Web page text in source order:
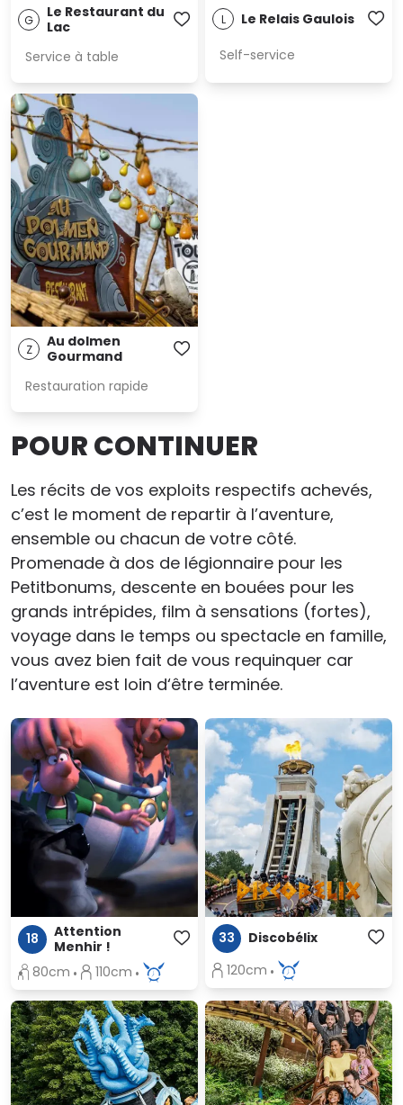
G
Le Restaurant du
Lac
Service à table
L Le Relais Gaulois
Self-service
Z
Au dolmen
Gourmand
Restauration rapide
POUR CONTINUER
Les récits de vos exploits respectifs achevés,
c’est le moment de repartir à l’aventure,
ensemble ou chacun de votre côté.
Promenade à dos de légionnaire pour les
Petitbonums, descente en bouées pour les
grands intrépides, film à sensations (fortes),
voyage dans le temps ou spectacle en famille,
vous avez bien fait de vous requinquer car
l’aventure est loin d‘être terminée.
18
Attention
Menhir !
80cm
110cm
33
Discobélix
120cm